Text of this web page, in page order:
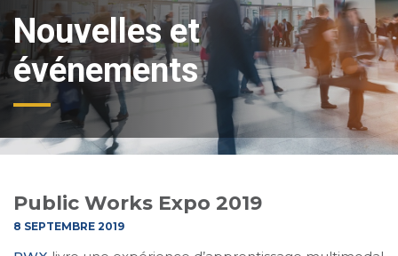
Nouvelles et
événements
Public Works Expo 2019
8 SEPTEMBRE 2019